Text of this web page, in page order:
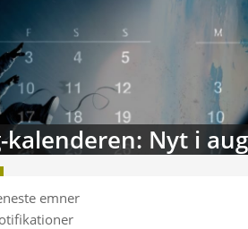
kalenderen: Nyt i
emner